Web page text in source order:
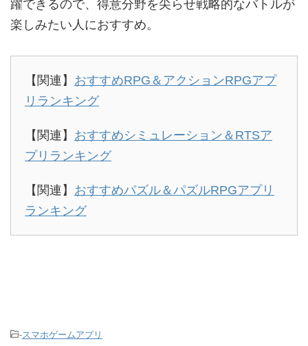
躍できるので、得意分野を尖らせ戦略的なバトルが
楽しみたい人におすすめ。
【関連】 おすすめRPG＆アクションRPGアプ
リランキング
【関連】 おすすめシミュレーション＆RTSア
プリランキング
【関連】 おすすめパズル＆パズルRPGアプリ
ランキング
-スマホゲームアプリ